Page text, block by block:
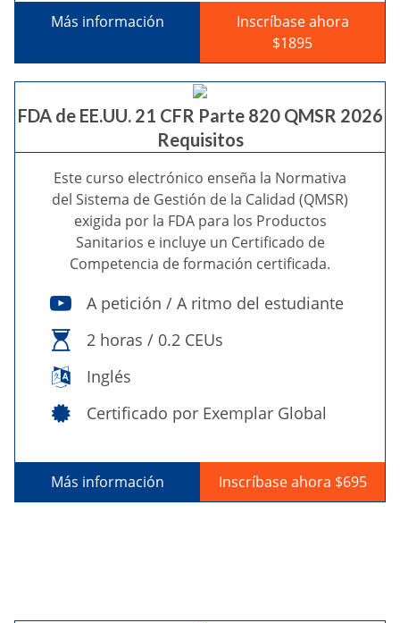
Más información
Inscríbase ahora
$1895
FDA de EE.UU. 21 CFR Parte 820 QMSR 2026
Requisitos
Este curso electrónico enseña la Normativa
del Sistema de Gestión de la Calidad (QMSR)
exigida por la FDA para los Productos
Sanitarios e incluye un Certificado de
Competencia de formación certificada.
A petición / A ritmo del estudiante
2 horas / 0.2 CEUs
Inglés
Certificado por Exemplar Global
Más información Inscríbase ahora $695